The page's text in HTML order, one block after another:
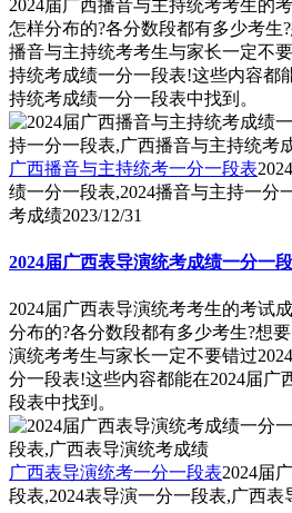
2024届广西播音与主持统考考生的
怎样分布的?各分数段都有多少考生
播音与主持统考考生与家长一定不
持统考成绩一分一段表!这些内容都
持统考成绩一分一段表中找到。
广西播音与主持统考一分一段表
绩一分一段表,2024播音与主持一分
考成绩2023/12/31
2024届广西表导演统考成绩一分一
2024届广西表导演统考考生的考试
分布的?各分数段都有多少考生?想
演统考考生与家长一定不要错过
分一段表!这些内容都能在2024届广
段表中找到。
广西表导演统考一分一段表2024届
段表,2024表导演一分一段表,广西表